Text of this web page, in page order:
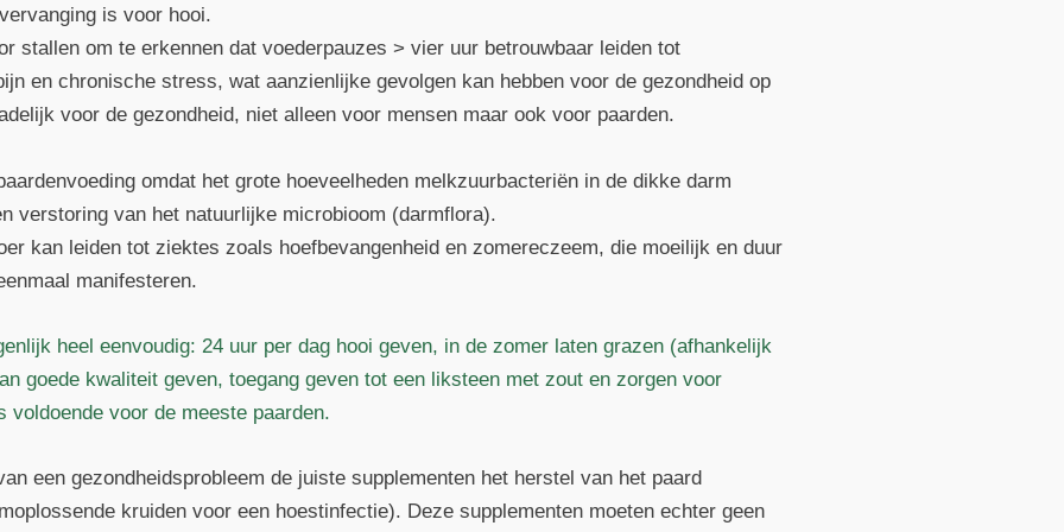
is voor hooi.
stallen om te erkennen dat voederpauzes > vier uur betrouwbaar leiden tot
en chronische stress, wat aanzienlijke gevolgen kan hebben voor de gezondheid op
voor de gezondheid, niet alleen voor mensen maar ook voor paarden.
omdat het grote hoeveelheden melkzuurbacteriën in de dikke darm
verstoring van het natuurlijke microbioom (darmflora).
kan leiden tot ziektes zoals hoefbevangenheid en zomereczeem, die moeilijk en duur
manifesteren.
heel eenvoudig: 24 uur per dag hooi geven, in de zomer laten grazen (afhankelijk
goede kwaliteit geven, toegang geven tot een liksteen met zout en zorgen voor
voldoende voor de meeste paarden.
een gezondheidsprobleem de juiste supplementen het herstel van het paard
kruiden voor een hoestinfectie). Deze supplementen moeten echter geen